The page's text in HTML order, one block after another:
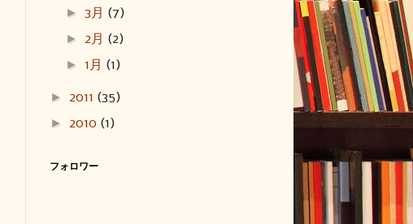
►3月 (7)
► 2月 (2)
► 1月 (1)
► 2011 (35)
► 2010 (1)
フォロワー